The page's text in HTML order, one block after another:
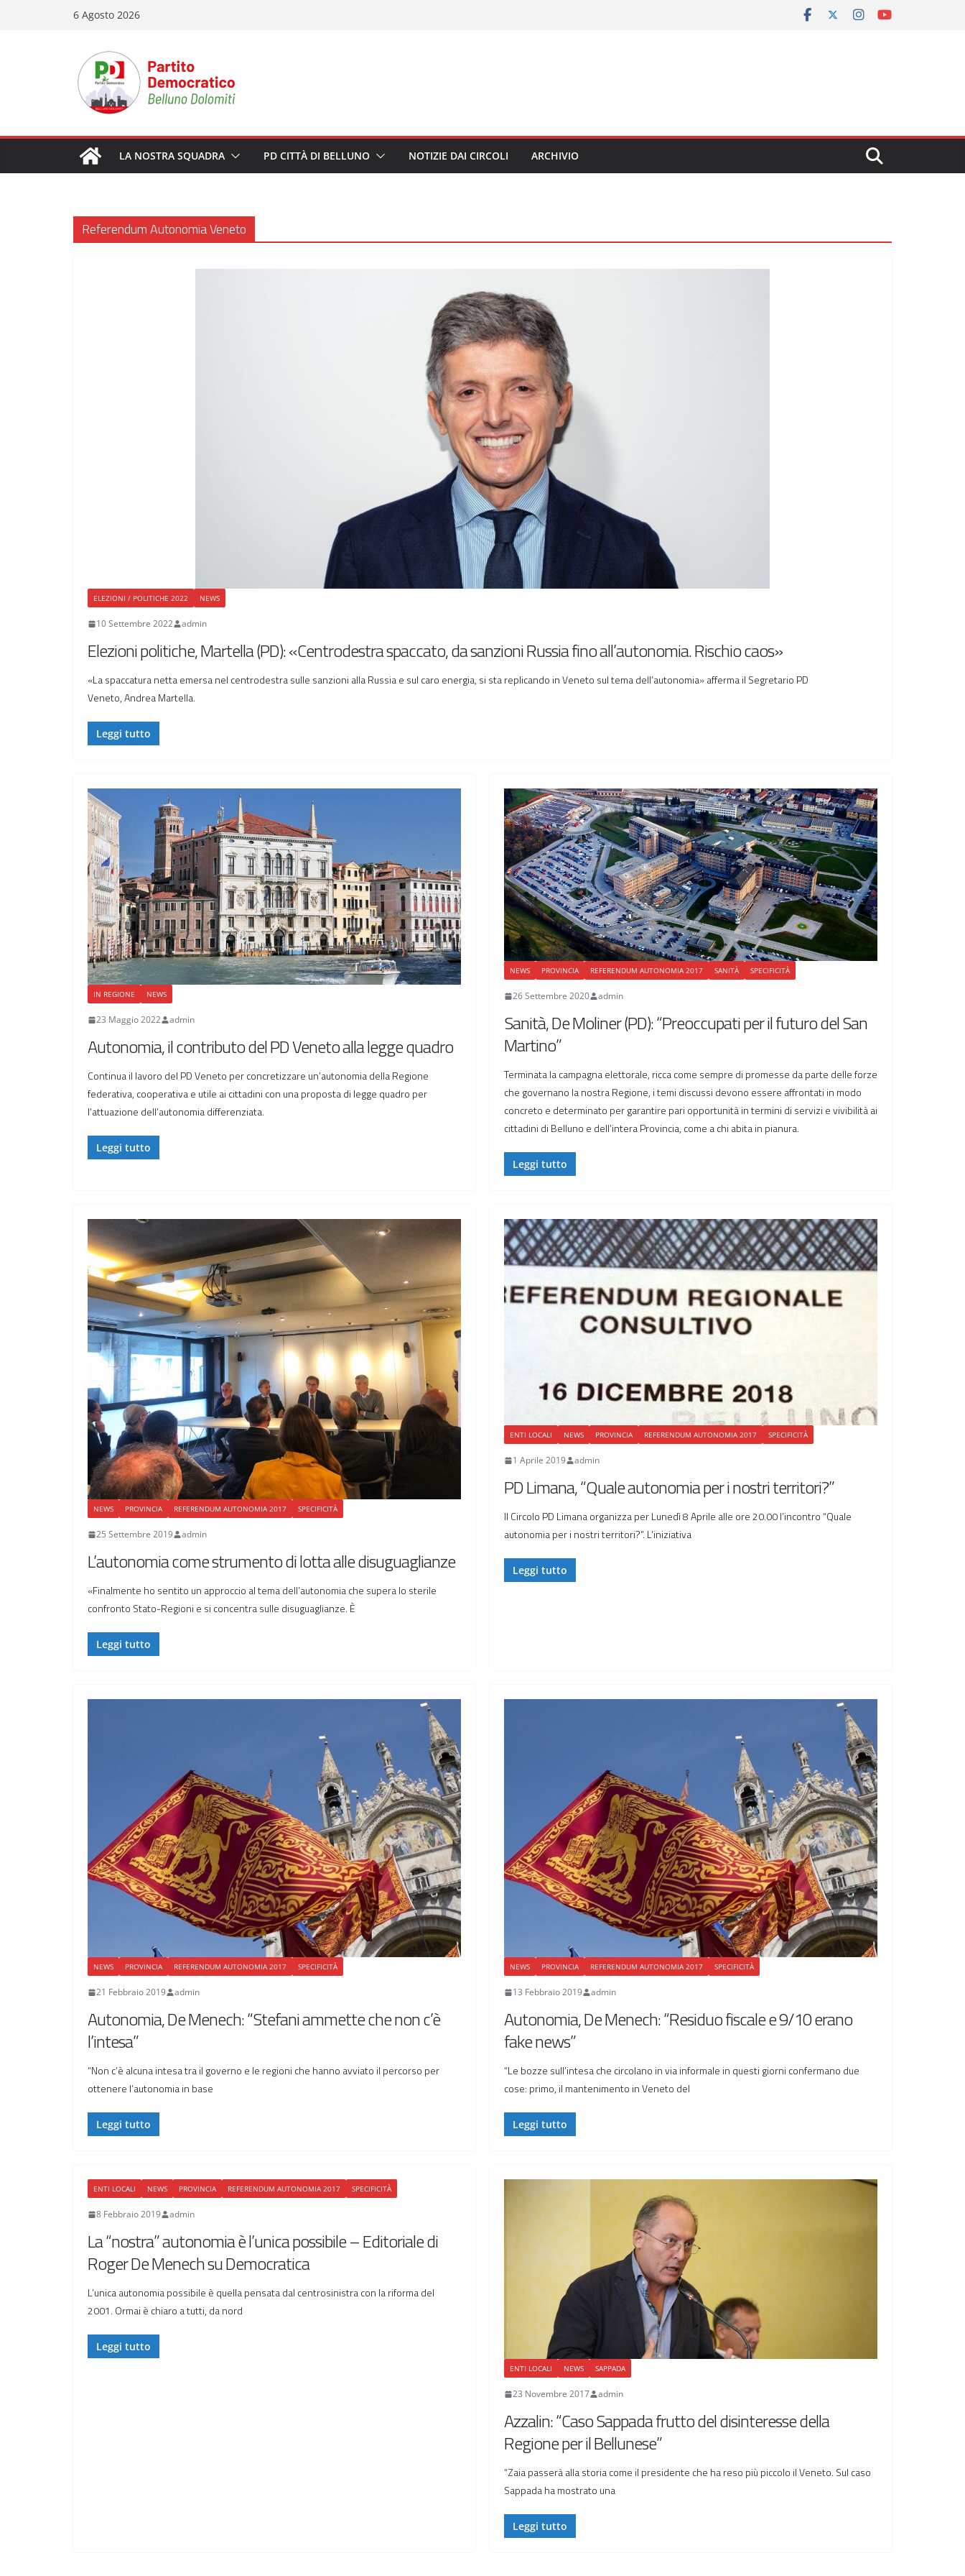
6 Agosto 2026
LA NOSTRA SQUADRA PD CITTÀ DI BELLUNO NOTIZIE DAI CIRCOLI ARCHIVIO
Referendum Autonomia Veneto
ELEZIONI / POLITICHE 2022 NEWS
10 Settembre 2022 admin
Elezioni politiche, Martella (PD): «Centrodestra spaccato, da sanzioni Russia fino all’autonomia. Rischio caos»
«La spaccatura netta emersa nel centrodestra sulle sanzioni alla Russia e sul caro energia, si sta replicando in Veneto sul tema dell’autonomia» afferma il Segretario PD
Veneto, Andrea Martella.
Leggi tutto
IN REGIONE NEWS
23 Maggio 2022 admin
Autonomia, il contributo del PD Veneto alla legge quadro
Continua il lavoro del PD Veneto per concretizzare un’autonomia della Regione
federativa, cooperativa e utile ai cittadini con una proposta di legge quadro per
l’attuazione dell’autonomia differenziata.
Leggi tutto
NEWS PROVINCIA REFERENDUM AUTONOMIA 2017 SANITÀ SPECIFICITÀ
26 Settembre 2020 admin
Sanità, De Moliner (PD): “Preoccupati per il futuro del San
Martino”
Terminata la campagna elettorale, ricca come sempre di promesse da parte delle forze
che governano la nostra Regione, i temi discussi devono essere affrontati in modo
concreto e determinato per garantire pari opportunità in termini di servizi e vivibilità ai
cittadini di Belluno e dell’intera Provincia, come a chi abita in pianura.
Leggi tutto
NEWS PROVINCIA REFERENDUM AUTONOMIA 2017 SPECIFICITÀ
25 Settembre 2019 admin
L’autonomia come strumento di lotta alle disuguaglianze
«Finalmente ho sentito un approccio al tema dell’autonomia che supera lo sterile
confronto Stato-Regioni e si concentra sulle disuguaglianze. È
Leggi tutto
ENTI LOCALI NEWS PROVINCIA REFERENDUM AUTONOMIA 2017 SPECIFICITÀ
1 Aprile 2019 admin
PD Limana, “Quale autonomia per i nostri territori?”
Il Circolo PD Limana organizza per Lunedì 8 Aprile alle ore 20.00 l’incontro “Quale
autonomia per i nostri territori?”. L’iniziativa
Leggi tutto
NEWS PROVINCIA REFERENDUM AUTONOMIA 2017 SPECIFICITÀ
21 Febbraio 2019 admin
Autonomia, De Menech: “Stefani ammette che non c’è
l’intesa”
“Non c’è alcuna intesa tra il governo e le regioni che hanno avviato il percorso per
ottenere l’autonomia in base
Leggi tutto
NEWS PROVINCIA REFERENDUM AUTONOMIA 2017 SPECIFICITÀ
13 Febbraio 2019 admin
Autonomia, De Menech: “Residuo fiscale e 9/10 erano
fake news”
“Le bozze sull’intesa che circolano in via informale in questi giorni confermano due
cose: primo, il mantenimento in Veneto del
Leggi tutto
ENTI LOCALI NEWS PROVINCIA REFERENDUM AUTONOMIA 2017 SPECIFICITÀ
8 Febbraio 2019 admin
La “nostra” autonomia è l’unica possibile – Editoriale di
Roger De Menech su Democratica
L’unica autonomia possibile è quella pensata dal centrosinistra con la riforma del
2001. Ormai è chiaro a tutti, da nord
Leggi tutto
ENTI LOCALI NEWS SAPPADA
23 Novembre 2017 admin
Azzalin: “Caso Sappada frutto del disinteresse della
Regione per il Bellunese”
“Zaia passerà alla storia come il presidente che ha reso più piccolo il Veneto. Sul caso
Sappada ha mostrato una
Leggi tutto